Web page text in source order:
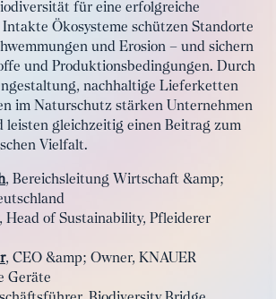
für eine erfolgreiche
Ökosysteme schützen Standorte
und Erosion – und sichern
und Produktionsbedingungen. Durch
nachhaltige Lieferketten
im Naturschutz stärken Unternehmen
leisten gleichzeitig einen Beitrag zum
Vielfalt.
, Bereichsleitung Wirtschaft &amp;
, Head of Sustainability, Pfleiderer
, CEO &amp; Owner, KNAUER
Geräte